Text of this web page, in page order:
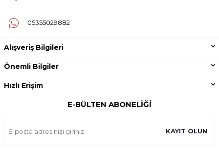
05355029882
Alışveriş Bilgileri
Önemli Bilgiler
Hızlı Erişim
E-BÜLTEN ABONELIĞI
KAYIT OLUN